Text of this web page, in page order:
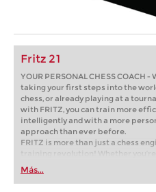
Fritz 21
YOUR PERSONAL CHESS COACH -
taking your first steps into the
chess, or already playing at a
with FRITZ, you can train more
intelligently and with a more
approach than ever before.
FRITZ is more than just a chess
training revolution! Whether
first steps into the world of club
playing at a tournament level: with
train more efficiently, intelligently
Más...